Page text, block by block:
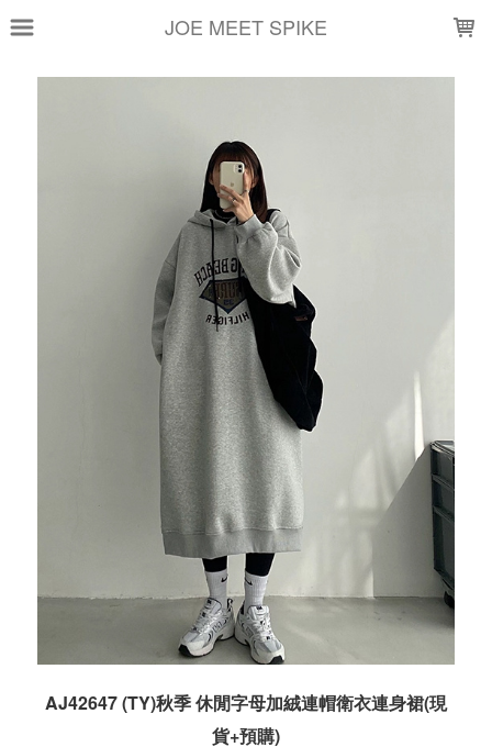
JOE MEET SPIKE
AJ42647 (TY)秋季 休閒字母加絨連帽衛衣連身裙(現
貨+預購)